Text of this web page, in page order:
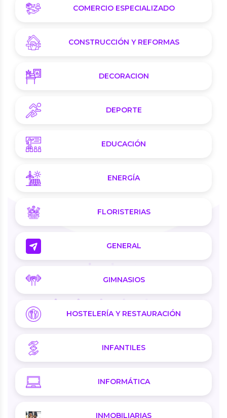
COMERCIO ESPECIALIZADO
CONSTRUCCIÓN Y REFORMAS
DECORACION
DEPORTE
EDUCACIÓN
ENERGÍA
FLORISTERIAS
GENERAL
GIMNASIOS
HOSTELERÍA Y RESTAURACIÓN
INFANTILES
INFORMÁTICA
INMOBILIARIAS